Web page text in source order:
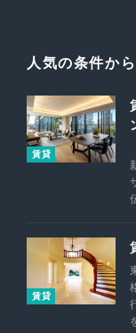
人気の条件から
賃貸
賃貸